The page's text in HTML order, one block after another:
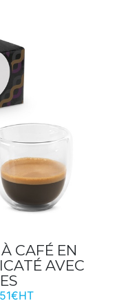
CAFÉ EN
AVEC